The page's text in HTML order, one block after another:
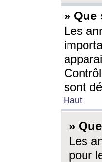
» Que
Les
sont
Haut
»
Les
pour